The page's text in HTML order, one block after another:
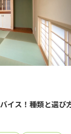
イス！種類と選び